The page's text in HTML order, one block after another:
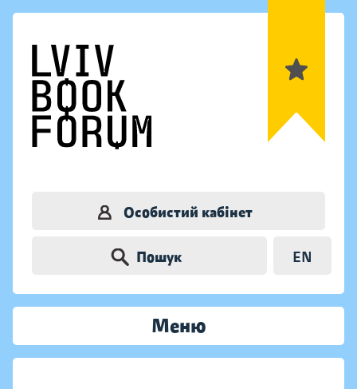
Особистий кабінет
Пошук EN
Меню